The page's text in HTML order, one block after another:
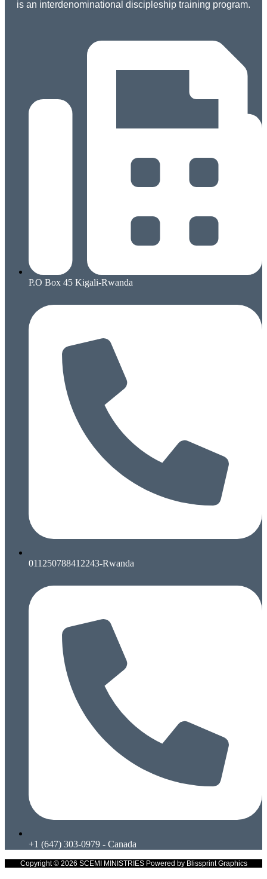
is an interdenominational discipleship training program.
P.O Box 45 Kigali-Rwanda
011250788412243-Rwanda
+1 (647) 303-0979 - Canada
Copyright © 2026 SCEMI MINISTRIES Powered by Blissprint Graphics